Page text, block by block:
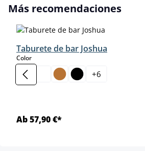
Omitir la galería de productos
Más recomendaciones
Taburete de bar Joshua
Colorselect
+6
Ab 57,90 €*